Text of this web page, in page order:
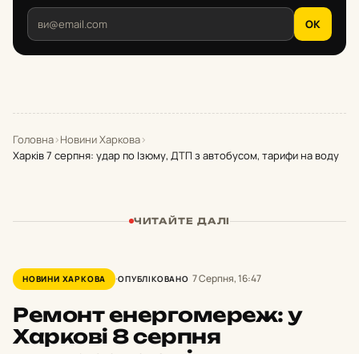
OK
Головна›Новини Харкова›
Харків 7 серпня: удар по Ізюму, ДТП з автобусом, тарифи на воду
ЧИТАЙТЕ ДАЛІ
НОВИНИ ХАРКОВА ОПУБЛІКОВАНО 7 Серпня, 16:47
Ремонт енергомереж: у
Харкові 8 серпня